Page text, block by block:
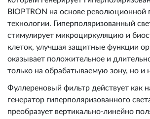
BIOPTRON на основе революционной
технологии. Гиперполяризованный
стимулирует микроциркуляцию и
клеток, улучшая защитные функции
оказывает положительное и
только на обрабатываемую зону, но и
Фуллереновый фильтр действует как
генератор гиперполяризованного
преобразует вертикально-линейно